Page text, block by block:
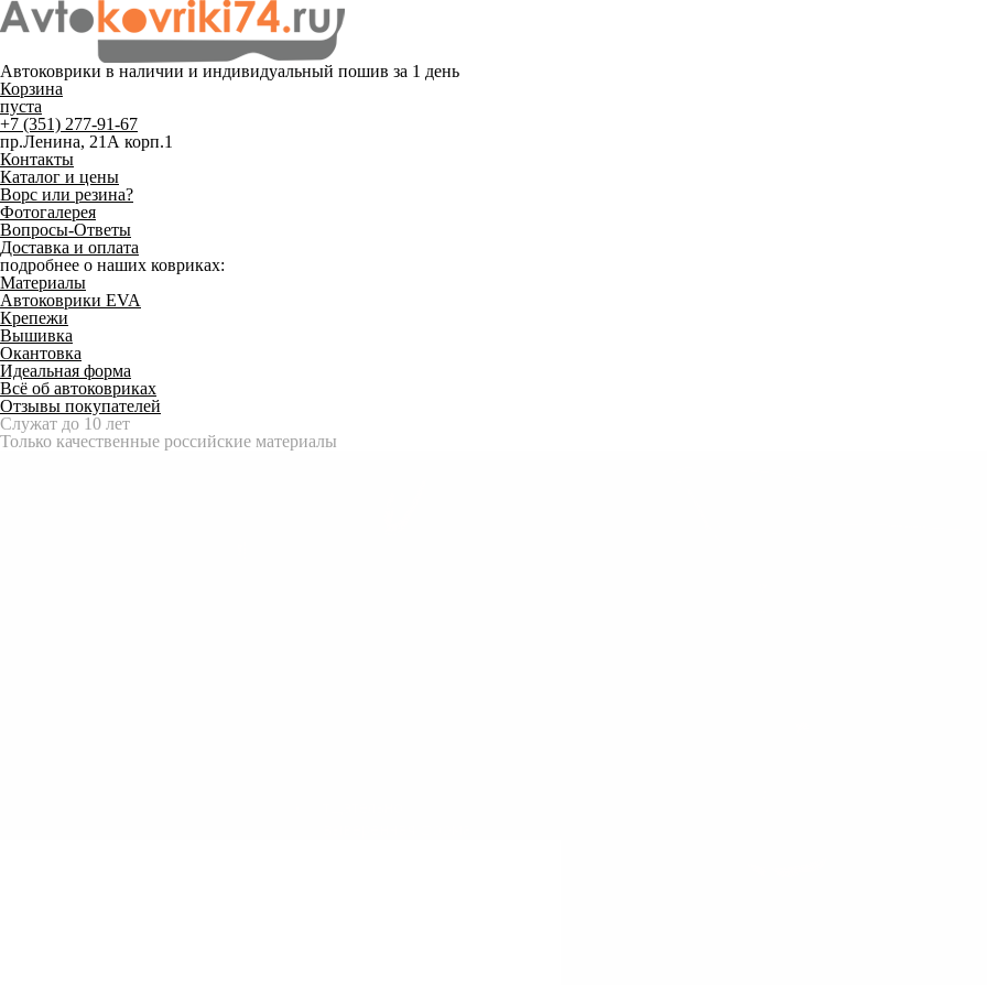
Автоковрики в наличии и индивидуальный пошив за 1 день
Корзина
пуста
+7 (351) 277-91-67
пр.Ленина, 21А корп.1
Контакты
Каталог и цены
Ворс или резина?
Фотогалерея
Вопросы-Ответы
Доставка и оплата
подробнее о наших ковриках:
Материалы
Автоковрики EVA
Крепежи
Вышивка
Окантовка
Идеальная форма
Всё об автоковриках
Отзывы покупателей
Служат до 10 лет
Только качественные российские материалы